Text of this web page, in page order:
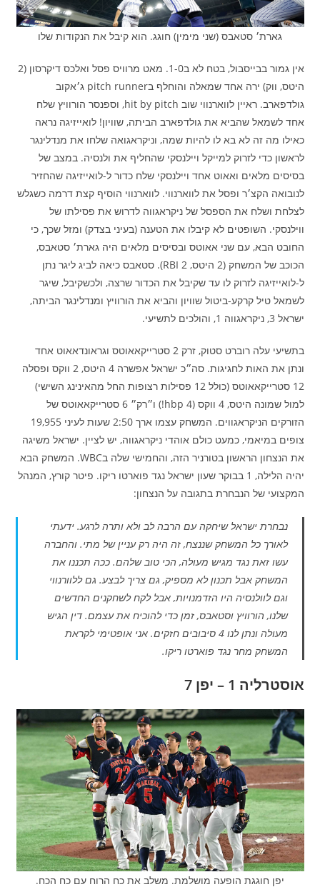
גארת׳ סטאבס (שני מימין) חוגג. הוא קיבל את הנקודות שלו
אין גמור בבייסבול, בטח לא ב1-0. מאט מרוויס פסל ואלכס דיקרסון (2
היטס, ווק) ירה אחד שמאלה והוחלף בpitch runner ג׳אקוב
גולדפארב. ראיין לווארנווי שוב hit by pitch, וספנסר הורוויץ שלח
אחד לשמאל שהביא את גולדפארב הביתה, שוויון! לואייזיגה נראה
כאילו מה זה לא בא לו להיות שמה, וניקראגואה שלחו את מנדלינגר
לראשון כדי לזרוק למייקל ויילנסקי שהחליף את ולנסיה. במצב של
בסיסים מלאים ואאוט אחד ויילנסקי שלח כדור ל-לואייזיגה שהחזיר
לנובואה הקצ׳ר ופסל את לווארנווי. לווארנווי הוסיף קצת דרמה כשגלש
לצלחת ושלח את הספסל של ניקראגווה לדרוש את פסילתו של
ווילנסקי. השופטים לא קיבלו את הטענה (בעיני בצדק) ומזל שכך, כי
החובט הבא, עם שני אאוטס ובסיסים מלאים היה גארת׳ סטאבס,
הכוכב של המשחק (2 היטס, 2 RBI). סטאבס כיאה לביג ליגר נתן
ל-לואייזיגה לזרוק לו עד שקיבל את הכדור שרצה, ולכשקיבל, שיגר
לשמאל טיל קרקע-ביטול שוויון והביא את הורוויץ ומנדלינגר הביתה,
ישראל 3, ניקראגווה 1, והולכים לתשיעי.
בתשיעי עלה רוברט סטוק, זרק 2 סטרייקאאוטס וגראונדאאוט אחד
ונתן את האות לחגיגות. סה״כ ישראל אפשרה 4 היטס, 2 ווקס ופסלה
12 סטרייקאאוטס (כולל 12 פסילות רצופות החל מהאינינג השישי)
למול שמונה היטס, 4 ווקס (4 hbp!) ו״רק״ 6 סטרייקאאוטס של
הזורקים הניקראגווים. המשחק עצמו ארך 2:50 שעות לעיני 19,955
צופים במיאמי, כמעט כולם אוהדי ניקראגווה, יש לציין. ישראל משיגה
את הנצחון הראשון בטורניר הזה, והחמישי שלה בWBC. המשחק הבא
יהיה הלילה, 1 בבוקר שעון ישראל נגד פוארטו ריקו. פיטר קורץ, המנהל
המקצועי של הנבחרת בתגובה על הנצחון:
נבחרת ישראל שיחקה עם הרבה לב ולא ותרה לרגע. ידעתי
לאורך כל המשחק שננצח, זה היה רק עניין של מתי. והחברה
עשו זאת נגד מגיש מעולה, הכי טוב שלהם. ככה תכננו את
המשחק אבל תכנון לא מספיק, גם צריך לבצע. גם ללוורנווי
וגם לוולנסיה היו הזדמנויות, אבל לקח לשחקנים החדשים
שלנו, הורוויץ וסטאבס, זמן כדי להוכיח את עצמם. דין הגיש
מעולה ונתן לנו 4 סיבובים חזקים. אני אופטימי לקראת
המשחק מחר נגד פוארטו ריקו.
אוסטרליה 1 – יפן 7
יפן חוגגת הופעה מושלמת. משלב את כח הרוח עם כח הכח.